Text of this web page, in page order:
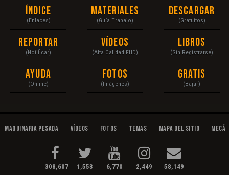
Índice
(Enlaces)
Reportar
(Notificar)
Ayuda
(Online)
Materiales
(Guía Trabajo)
Vídeos
(Alta Calidad FHD)
Fotos
(Imágenes)
Descargar
(Gratuitos)
Libros
(Sin Registrarse)
Gratis
(Bajar)
Maquinaria Pesada Vídeos Fotos Temas Mapa del Sitio
308,607 1,553 6,770 2,449 58,149